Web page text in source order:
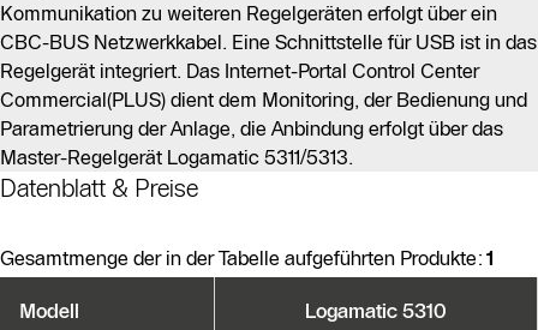
Kommunikation zu weiteren Regelgeräten erfolgt über ein
CBC-BUS Netzwerkkabel. Eine Schnittstelle für USB ist in das
Regelgerät integriert. Das Internet-Portal Control Center
Commercial(PLUS) dient dem Monitoring, der Bedienung und
Parametrierung der Anlage, die Anbindung erfolgt über das
Master-Regelgerät Logamatic 5311/5313.
Datenblatt & Preise
Gesamtmenge der in der Tabelle aufgeführten Produkte: 1
Modell
Logamatic 5310